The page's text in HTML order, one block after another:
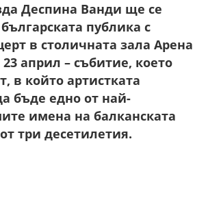
Деспина Ванди ще се
публика с
в столичната зала Арена
април – събитие, което
в който артистката
бъде едно от най-
имена на балканската
три десетилетия.